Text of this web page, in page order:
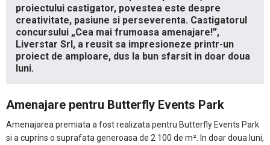
proiectului castigator, povestea este despre
creativitate, pasiune si perseverenta. Castigatorul
concursului „Cea mai frumoasa amenajare!”,
Liverstar Srl, a reusit sa impresioneze printr-un
proiect de amploare, dus la bun sfarsit in doar doua
luni.
Amenajare pentru Butterfly Events Park
Amenajarea premiata a fost realizata pentru Butterfly Events Park
si a cuprins o suprafata generoasa de 2 100 de m². In doar doua luni,